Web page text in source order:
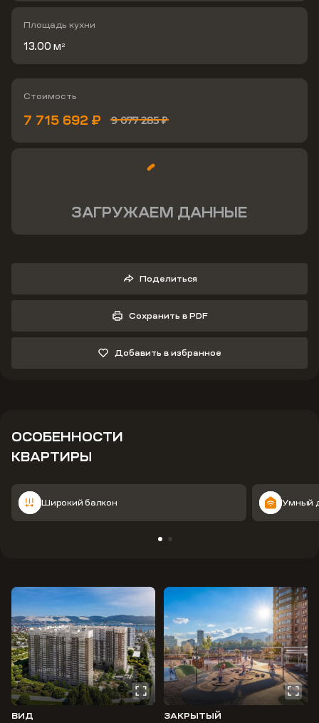
Площадь кухни
13.00 м 2
Стоимость
9 077 285 ₽
7 715 692 ₽
ЗАГРУЖАЕМ ДАННЫЕ
Поделиться
Сохранить в PDF
Добавить в избранное
ОСОБЕННОСТИ
КВАРТИРЫ
Широкий балкон Умный
ВИД
ЗАКРЫТЫЙ